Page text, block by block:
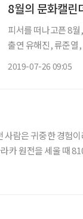
8월의 문화캘린
피서를 떠나고픈 8월, 이달의 추
출연 유해진, 류준열, 조우진 등 독립군 연합부대가 일본 정
2019-07-26 09:05
사람은 귀중한 경험
카 원전을 세울 때